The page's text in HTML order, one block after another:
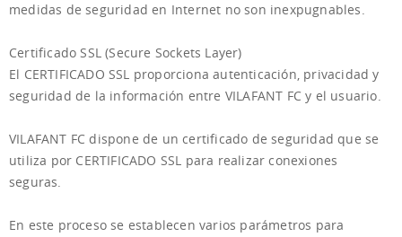
medidas de seguridad en Internet no son inexpugnables.
Certificado SSL (Secure Sockets Layer)
El CERTIFICADO SSL proporciona autenticación, privacidad y
seguridad de la información entre VILAFANT FC y el usuario.
VILAFANT FC dispone de un certificado de seguridad que se
utiliza por CERTIFICADO SSL para realizar conexiones
seguras.
En este proceso se establecen varios parámetros para